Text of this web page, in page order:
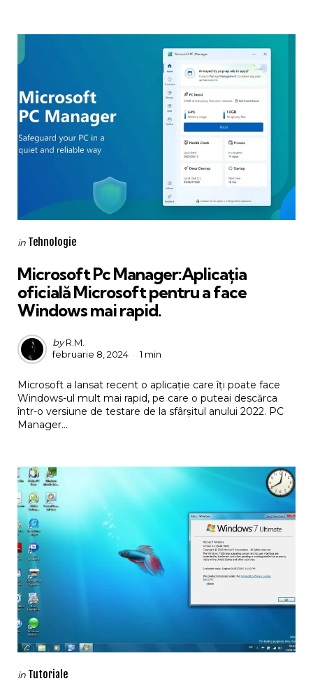
Categories
Posted
in Tehnologie
Microsoft Pc Manager:Aplicația
oficială Microsoft pentru a face
Windows mai rapid.
Posted
by
by R.M.
februarie 8, 2024
1 min
Microsoft a lansat recent o aplicație care îți poate face
Windows-ul mult mai rapid, pe care o puteai descărca
într-o versiune de testare de la sfârșitul anului 2022. PC
Manager...
Categories
Posted
in Tutoriale